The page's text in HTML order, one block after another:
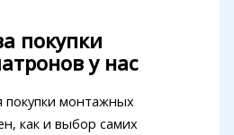
покупки
у нас
монтажных
как и выбор самих